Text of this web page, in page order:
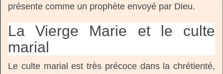
présente comme un prophète envoyé par Dieu.
La Vierge Marie et le culte
marial
Le culte marial est très précoce dans la chrétienté,